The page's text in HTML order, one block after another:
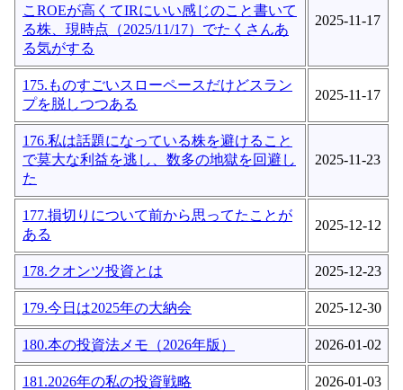
こROEが高くてIRにいい感じのこと書いて
る株、現時点（2025/11/17）でたくさんあ
る気がする
2025-11-17
175.ものすごいスローペースだけどスラン
プを脱しつつある
2025-11-17
176.私は話題になっている株を避けること
で莫大な利益を逃し、数多の地獄を回避し
た
2025-11-23
177.損切りについて前から思ってたことが
ある
2025-12-12
178.クオンツ投資とは 2025-12-23
179.今日は2025年の大納会 2025-12-30
180.本の投資法メモ（2026年版） 2026-01-02
181.2026年の私の投資戦略 2026-01-03